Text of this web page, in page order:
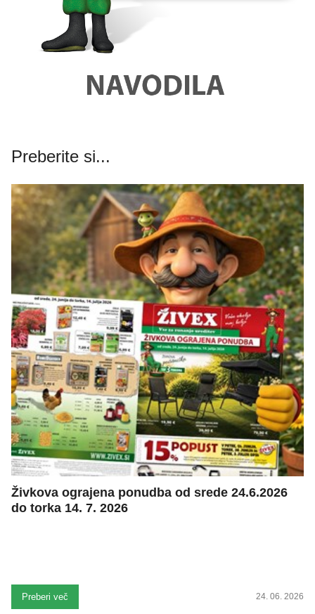
Preberite si...
Živkova ograjena ponudba od srede 24.6.2026
do torka 14. 7. 2026
Preberi več 24. 06. 2026